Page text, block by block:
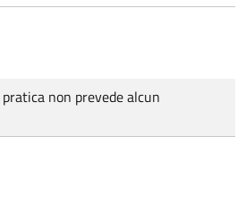
non prevede alcun